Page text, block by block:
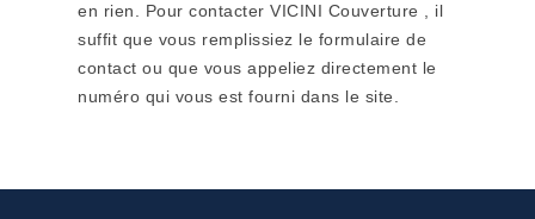
en rien. Pour contacter VICINI Couverture , il
suffit que vous remplissiez le formulaire de
contact ou que vous appeliez directement le
numéro qui vous est fourni dans le site.